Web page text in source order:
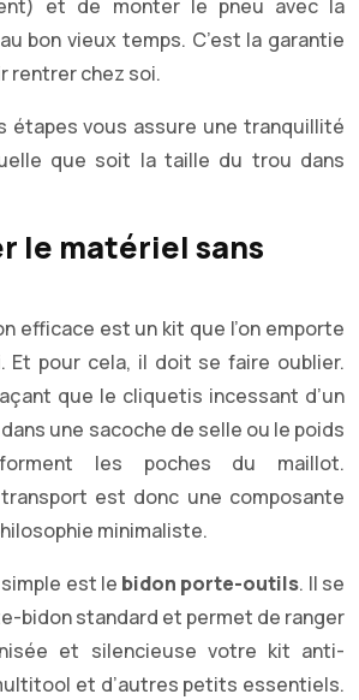
et de monter le pneu avec la
bon vieux temps. C’est la garantie
rentrer chez soi.
étapes vous assure une tranquillité
que soit la taille du trou dans
le matériel sans
efficace est un kit que l’on emporte
Et pour cela, il doit se faire oublier.
que le cliquetis incessant d’un
une sacoche de selle ou le poids
les poches du maillot.
transport est donc une composante
minimaliste.
est le bidon porte-outils. Il se
bidon standard et permet de ranger
et silencieuse votre kit anti-
et d’autres petits essentiels.